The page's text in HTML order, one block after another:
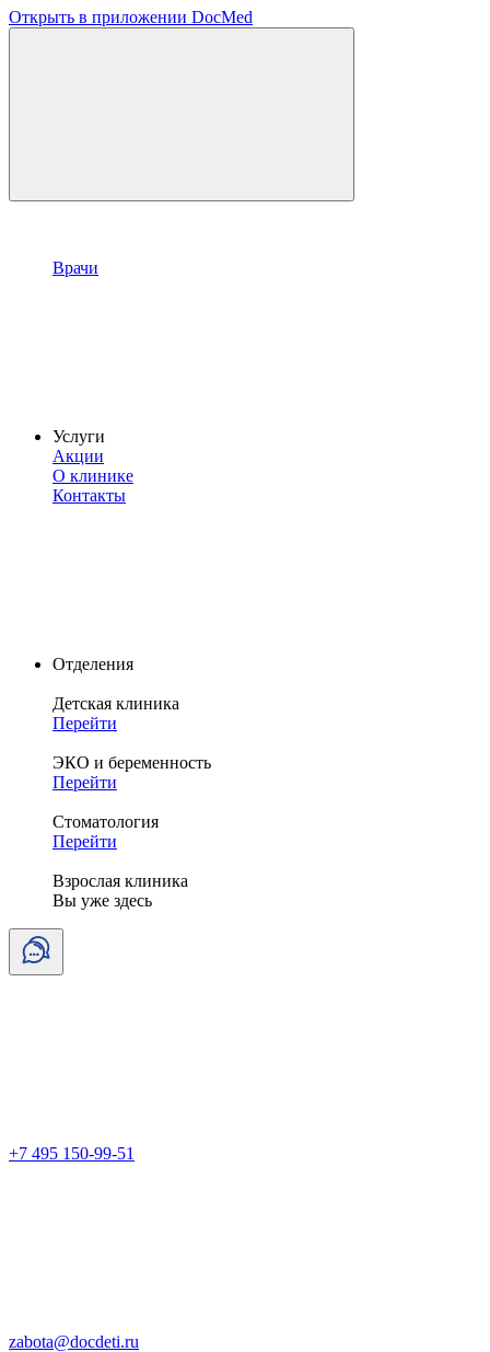
Открыть в приложении DocMed
Врачи
Услуги
Акции
О клинике
Контакты
Отделения
Детская клиника
Перейти
ЭКО и беременность
Перейти
Стоматология
Перейти
Взрослая клиника
Вы уже здесь
+7 495 150-99-51
zabota@docdeti.ru